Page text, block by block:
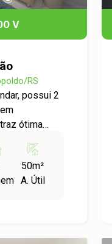
V
RS
possui 2
ótima
a
mais
50m²
A. Útil